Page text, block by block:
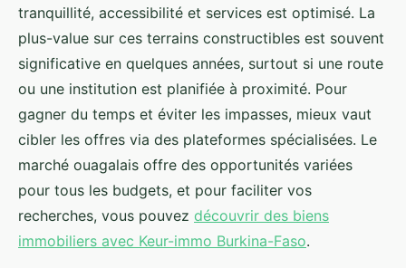
tranquillité, accessibilité et services est optimisé. La
plus-value sur ces terrains constructibles est souvent
significative en quelques années, surtout si une route
ou une institution est planifiée à proximité. Pour
gagner du temps et éviter les impasses, mieux vaut
cibler les offres via des plateformes spécialisées. Le
marché ouagalais offre des opportunités variées
pour tous les budgets, et pour faciliter vos
recherches, vous pouvez découvrir des biens
immobiliers avec Keur-immo Burkina-Faso.